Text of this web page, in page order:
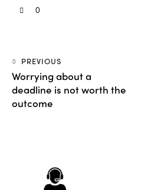
0
PREVIOUS
Worrying about a
deadline is not worth the
outcome